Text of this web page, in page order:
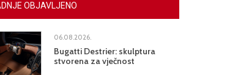
OBJAVLJENO
06.08.2026.
Bugatti Destrier: skulptura
stvorena za vječnost